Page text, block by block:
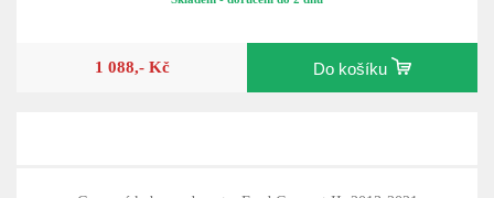
1 088,- Kč Do košíku